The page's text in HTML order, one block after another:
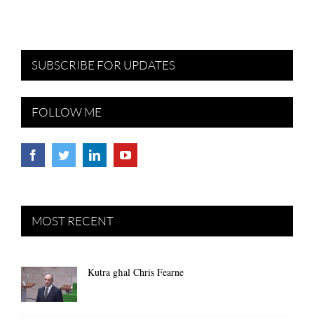
SUBSCRIBE FOR UPDATES
FOLLOW ME
MOST RECENT
Kutra għal Chris Fearne